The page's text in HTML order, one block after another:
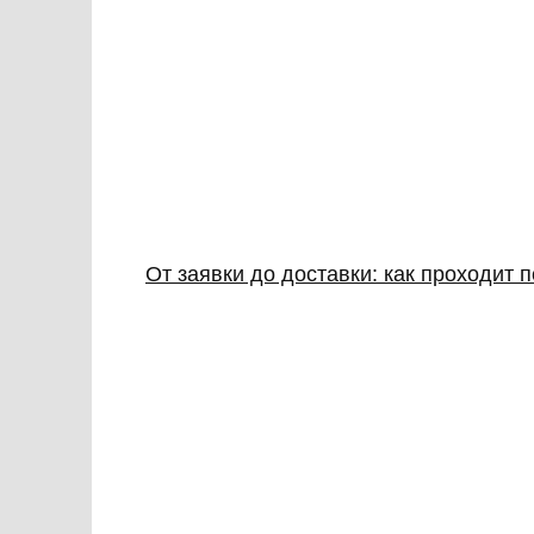
От заявки до доставки: как проходит